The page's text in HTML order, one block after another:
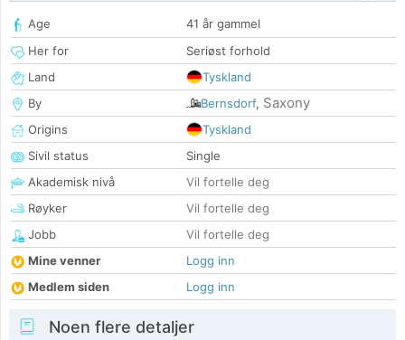
Age
41 år gammel
Her for
Seriøst forhold
Land
Tyskland
By
Bernsdorf, Saxony
Origins
Tyskland
Sivil status
Single
Akademisk nivå
Vil fortelle deg
Røyker
Vil fortelle deg
Jobb
Vil fortelle deg
Mine venner
Logg inn
Medlem siden
Logg inn
Noen flere detaljer